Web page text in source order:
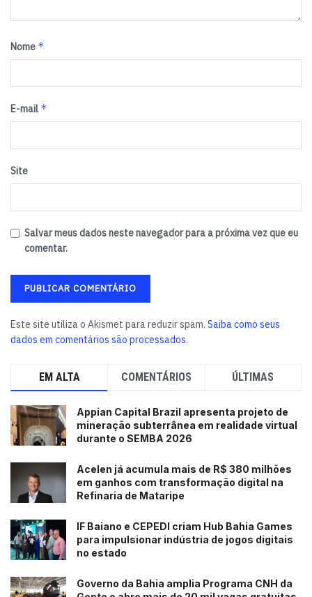
Nome *
E-mail *
Site
Salvar meus dados neste navegador para a próxima vez que eu
comentar.
Este site utiliza o Akismet para reduzir spam. Saiba como seus
dados em comentários são processados.
EM ALTA COMENTÁRIOS ÚLTIMAS
Appian Capital Brazil apresenta projeto de
mineração subterrânea em realidade virtual
durante o SEMBA 2026
Acelen já acumula mais de R$ 380 milhões
em ganhos com transformação digital na
Refinaria de Mataripe
IF Baiano e CEPEDI criam Hub Bahia Games
para impulsionar indústria de jogos digitais
no estado
Governo da Bahia amplia Programa CNH da